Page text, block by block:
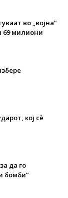
во „војна“
69 милиони
кој сè
да го
бомби“